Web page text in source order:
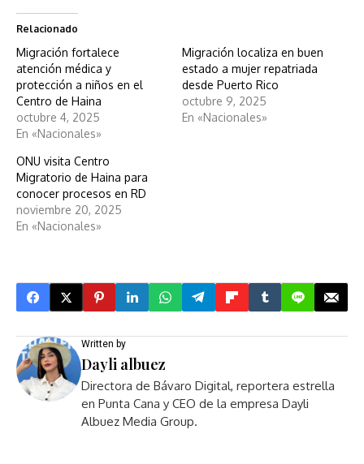
Relacionado
Migración fortalece
atención médica y
protección a niños en el
Centro de Haina
octubre 4, 2025
En «Nacionales»
Migración localiza en buen
estado a mujer repatriada
desde Puerto Rico
octubre 9, 2025
En «Nacionales»
ONU visita Centro
Migratorio de Haina para
conocer procesos en RD
noviembre 20, 2025
En «Nacionales»
Written by
Dayli albuez
Directora de Bávaro Digital, reportera estrella
en Punta Cana y CEO de la empresa Dayli
Albuez Media Group.